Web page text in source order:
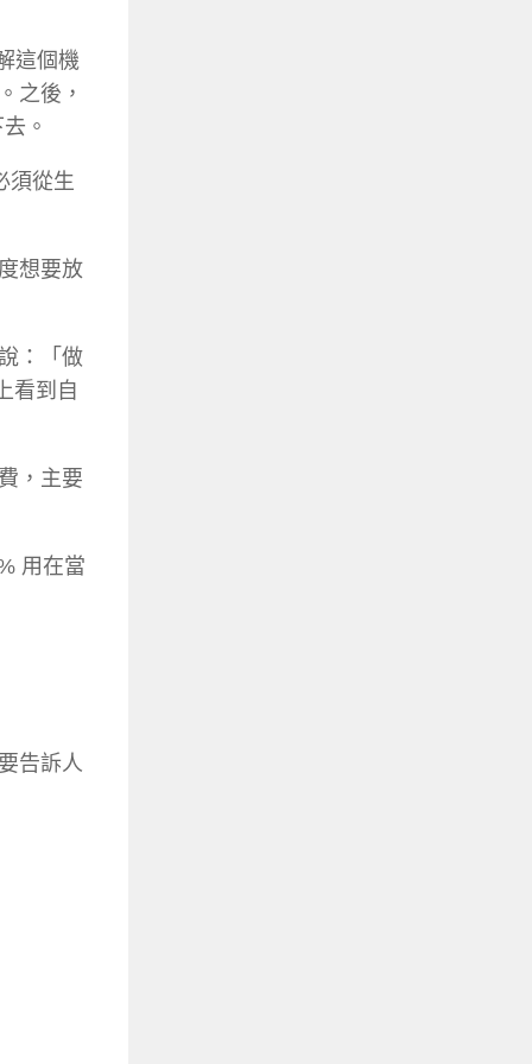
這個機
之後，
。
須從生
想要放
：「做
看到自
，主要
用在當
告訴人